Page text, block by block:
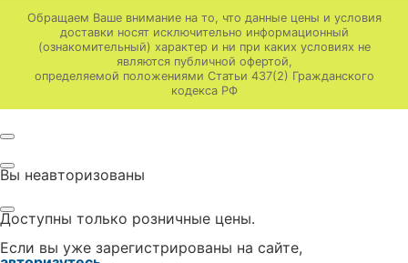
Обращаем Ваше внимание на то, что данные цены и условия
доставки носят исключительно информационный
(ознакомительный) характер и ни при каких условиях не
являются публичной офертой,
определяемой положениями Статьи 437(2) Гражданского
кодекса РФ
Вы неавторизованы
Доступны только розничные цены.
Если вы уже зарегистрированы на сайте,